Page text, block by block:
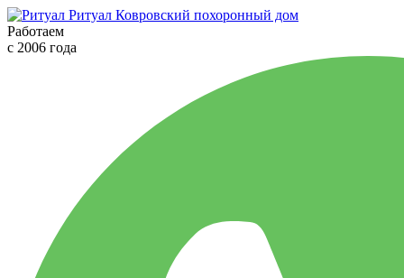
Ритуал Ковровский похоронный дом
Работаем
с 2006 года